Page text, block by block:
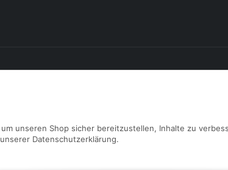
unseren Shop sicher bereitzustellen, Inhalte zu
Datenschutzerklärung.